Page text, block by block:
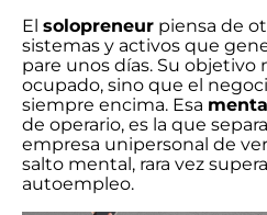
El solopreneur piensa de
sistemas y activos que
pare unos días. Su objetivo
ocupado, sino que el
siempre encima. Esa
de operario, es la que
empresa unipersonal de
salto mental, rara vez
autoempleo.